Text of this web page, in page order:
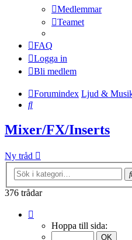
Medlemmar
Teamet
FAQ
Logga in
Bli medlem
Forumindex Ljud &
Sök
Mixer/FX/Inserts
Ny tråd
376 trådar
Hoppa till sida: